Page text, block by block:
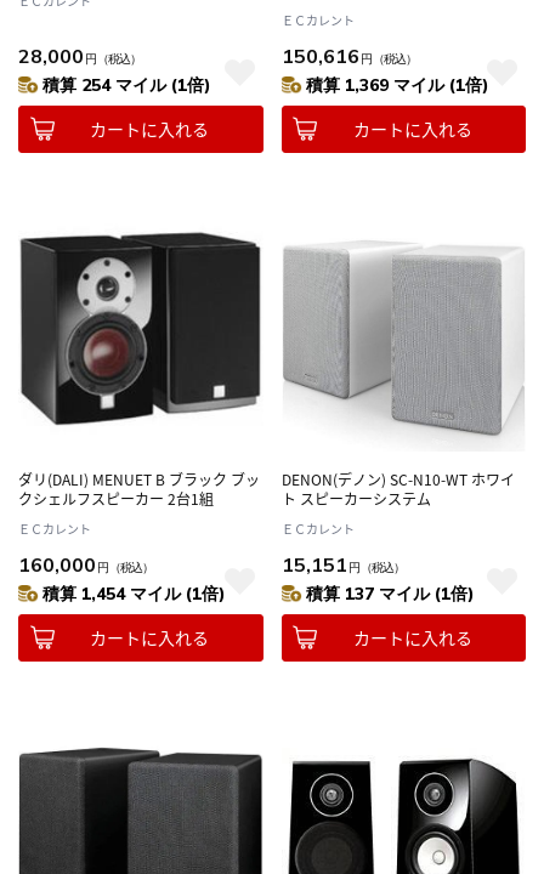
28,000 円 （税込）
積算 254 マイル (1倍)
カートに入れる
蔵
ＥＣカレント
150,616 円 （税込）
積算 1,369 マイル (1倍)
カートに入れる
ダリ(DALI) MENUET B ブラック ブッ
クシェルフスピーカー 2台1組
ＥＣカレント
160,000 円 （税込）
積算 1,454 マイル (1倍)
カートに入れる
DENON(デノン) SC-N10-WT ホワイ
ト スピーカーシステム
ＥＣカレント
15,151 円 （税込）
積算 137 マイル (1倍)
カートに入れる